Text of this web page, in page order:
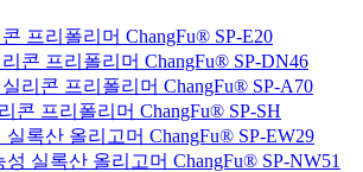
프리폴리머 ChangFu® SP-E20
콘 프리폴리머 ChangFu® SP-DN46
리콘 프리폴리머 ChangFu® SP-A70
콘 프리폴리머 ChangFu® SP-SH
록산 올리고머 ChangFu® SP-EW29
실록산 올리고머 ChangFu® SP-NW51